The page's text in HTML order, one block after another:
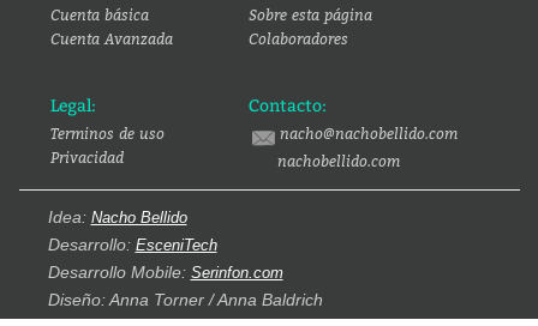
Cuenta básica
Cuenta Avanzada
Sobre esta página
Colaboradores
Legal:
Terminos de uso
Privacidad
Contacto:
nacho@nachobellido.com
nachobellido.com
Idea: Nacho Bellido
Desarrollo: EsceniTech
Desarrollo Mobile: Serinfon.com
Diseño: Anna Torner / Anna Baldrich